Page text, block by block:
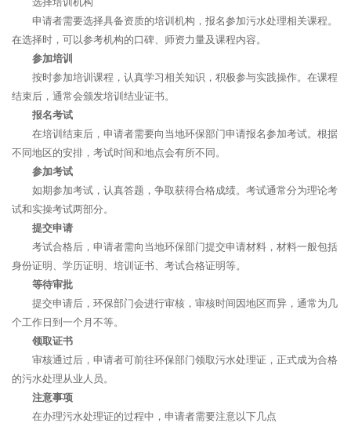
申请者需要选择具备资质的培训机构，报名参加污水处理相关课程。
在选择时，可以参考机构的口碑、师资力量及课程内容。
参加培训
按时参加培训课程，认真学习相关知识，积极参与实践操作。在课程
结束后，通常会颁发培训结业证书。
报名考试
在培训结束后，申请者需要向当地环保部门申请报名参加考试。根据
不同地区的安排，考试时间和地点会有所不同。
参加考试
如期参加考试，认真答题，争取获得合格成绩。考试通常分为理论考
试和实操考试两部分。
提交申请
考试合格后，申请者需向当地环保部门提交申请材料，材料一般包括
身份证明、学历证明、培训证书、考试合格证明等。
等待审批
提交申请后，环保部门会进行审核，审核时间因地区而异，通常为几
个工作日到一个月不等。
领取证书
审核通过后，申请者可前往环保部门领取污水处理证，正式成为合格
的污水处理从业人员。
注意事项
在办理污水处理证的过程中，申请者需要注意以下几点